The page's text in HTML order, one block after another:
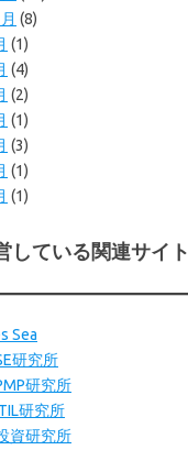
(8)
(1)
(4)
(2)
(1)
(3)
(1)
(1)
している関連サイト
Sea
研究所
研究所
研究所
資研究所